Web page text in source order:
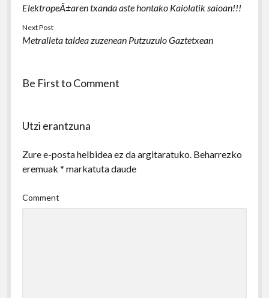
ElektropeÃ±aren txanda aste hontako Kaiolatik saioan!!!
Next Post
Metralleta taldea zuzenean Putzuzulo Gaztetxean
Be First to Comment
Utzi erantzuna
Zure e-posta helbidea ez da argitaratuko. Beharrezko
eremuak * markatuta daude
Comment